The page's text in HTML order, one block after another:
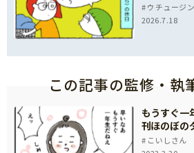
ウチュージン
2026.7.18
この記事の監修・執
もうすぐ一
刊ほのぼの
こいしさん